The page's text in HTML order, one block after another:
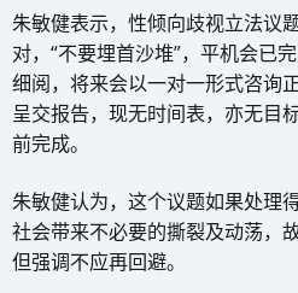
朱敏健表示，性倾向歧视立法议
对，“不要埋首沙堆”，平机会已
细阅，将来会以一对一形式咨询
呈交报告，现无时间表，亦无目
前完成。
朱敏健认为，这个议题如果处理
社会带来不必要的撕裂及动荡，
但强调不应再回避。